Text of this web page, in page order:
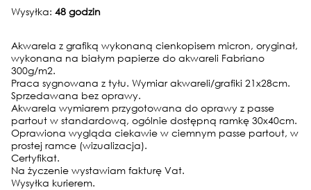
Wysyłka:48 godzin
Akwarela z grafiką wykonaną cienkopisem micron, oryginał,
wykonana na białym papierze do akwareli Fabriano
300g/m2.
Praca sygnowana z tyłu. Wymiar akwareli/grafiki 21x28cm.
Sprzedawana bez oprawy.
Akwarela wymiarem przygotowana do oprawy z passe
partout w standardową, ogólnie dostępną ramkę 30x40cm.
Oprawiona wygląda ciekawie w ciemnym passe partout, w
prostej ramce (wizualizacja).
Certyfikat.
Na życzenie wystawiam fakturę Vat.
Wysyłka kurierem.